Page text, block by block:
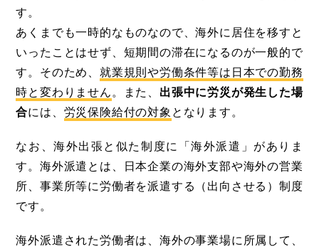
す。
あくまでも一時的なものなので、海外に居住を移すと
いったことはせず、短期間の滞在になるのが一般的で
す。そのため、 就業規則や労働条件等は日本での勤務
時と変わりません 。また、 出張中に労災が発生した場
合には、 労災保険給付の対象 となります。
なお、海外出張と似た制度に「海外派遣」がありま
す。海外派遣とは、日本企業の海外支部や海外の営業
所、事業所等に労働者を派遣する（出向させる）制度
です。
海外派遣された労働者は、海外の事業場に所属して、